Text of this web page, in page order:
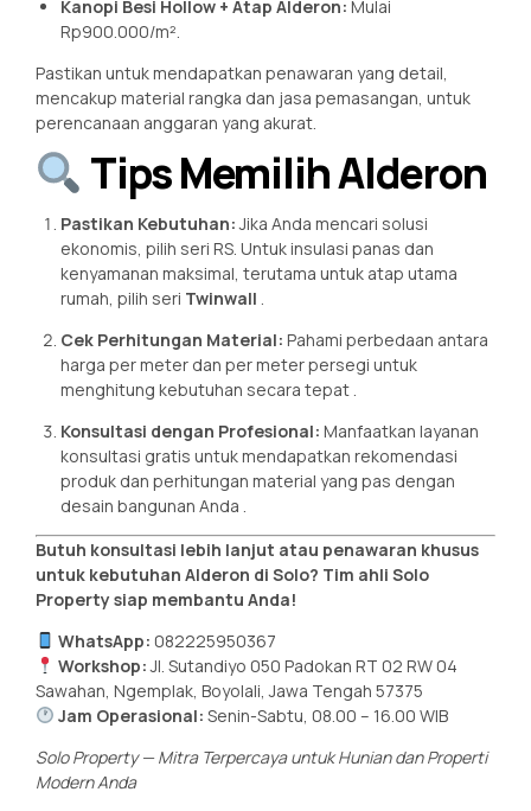
Kanopi Besi Hollow + Atap Alderon: Mulai
Rp900.000/m².
Pastikan untuk mendapatkan penawaran yang detail,
mencakup material rangka dan jasa pemasangan, untuk
perencanaan anggaran yang akurat.
Tips Memilih Alderon
Pastikan Kebutuhan:Jika Anda mencari solusi
ekonomis, pilih seri RS. Untuk insulasi panas dan
kenyamanan maksimal, terutama untuk atap utama
rumah, pilih seri Twinwall .
Cek Perhitungan Material: Pahami perbedaan antara
harga per meter dan per meter persegi untuk
menghitung kebutuhan secara tepat.
Konsultasi dengan Profesional: Manfaatkan layanan
konsultasi gratis untuk mendapatkan rekomendasi
produk dan perhitungan material yang pas dengan
desain bangunan Anda .
Butuh konsultasi lebih lanjut atau penawaran khusus
untuk kebutuhan Alderon di Solo? Tim ahli Solo
Property siap membantu Anda!
WhatsApp: 082225950367
Workshop:Jl. Sutandiyo 050 Padokan RT 02 RW 04
Sawahan, Ngemplak, Boyolali, Jawa Tengah 57375
Jam Operasional: Senin-Sabtu, 08.00 – 16.00 WIB
Solo Property — Mitra Terpercaya untuk Hunian dan Properti
Modern Anda